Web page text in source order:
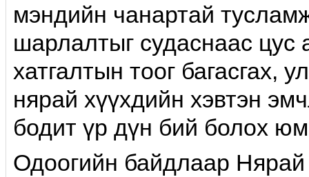
мэндийн чанартай
шарлалтыг судаснаас цус
хатгалтын тоог багасгах,
нярай хүүхдийн хэвтэн
бодит үр дүн бий болох
Одоогийн байдлаар